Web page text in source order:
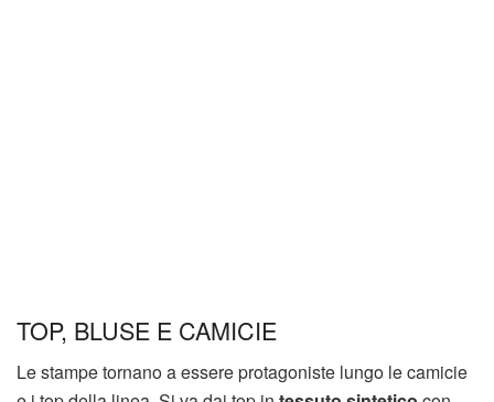
TOP, BLUSE E CAMICIE
Le stampe tornano a essere protagoniste lungo le camicie